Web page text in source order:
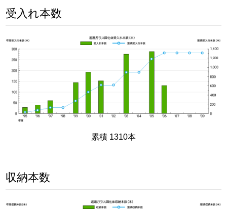
受入れ本数
累積 1310本
収納本数